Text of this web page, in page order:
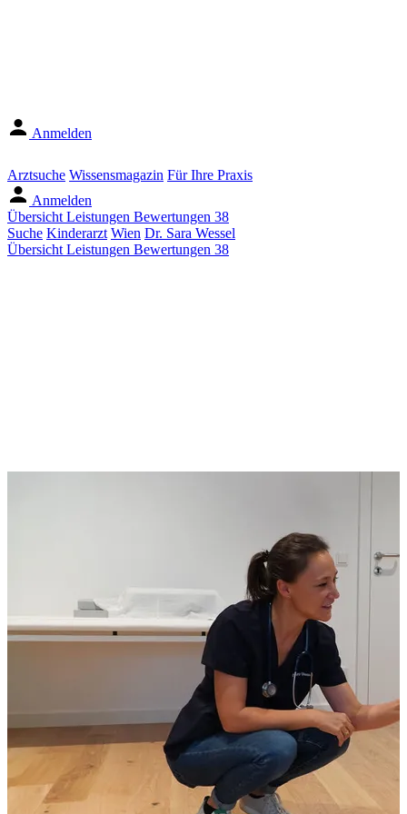
Anmelden
Arztsuche Wissensmagazin Für Ihre Praxis
Anmelden
Übersicht Leistungen Bewertungen 38
Suche Kinderarzt Wien Dr. Sara Wessel
Übersicht Leistungen Bewertungen 38